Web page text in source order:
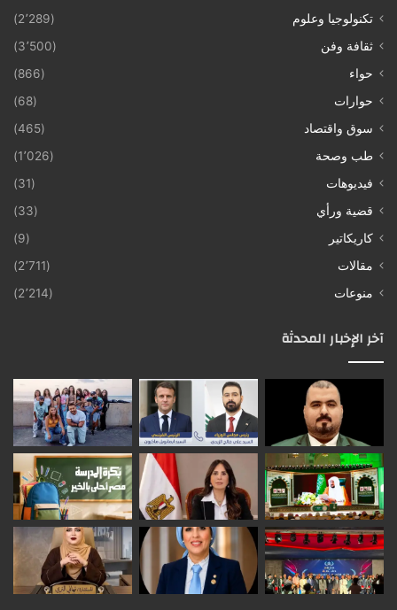
تكنولوجيا وعلوم
(2٬289)
ثقافة وفن
(3٬500)
حواء
(866)
حوارات
(68)
سوق واقتصاد
(465)
طب وصحة
(1٬026)
فيديوهات
(31)
قضية ورأي
(33)
كاريكاتير
(9)
مقالات
(2٬711)
منوعات
(2٬214)
آخر الإخبار المحدثة